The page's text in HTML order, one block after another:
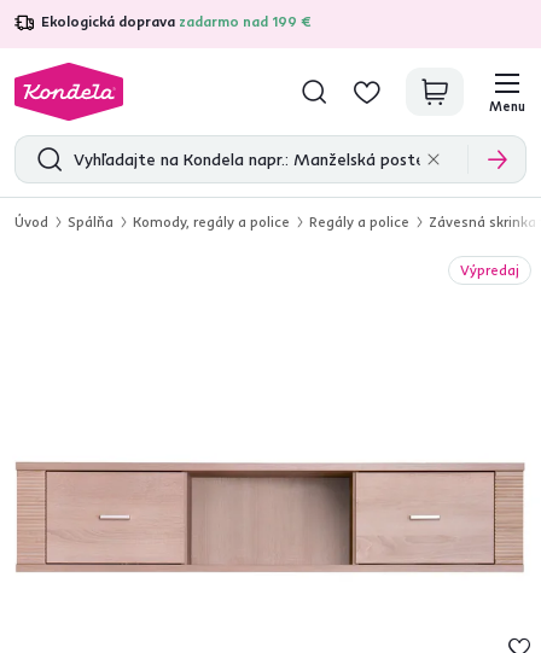
Ekologická doprava zadarmo nad 199 €
4,7 31 285overených produktových recenzií
Menu
Úvod Spálňa Komody, regály a police Regály a police Závesná skrinka
Výpredaj